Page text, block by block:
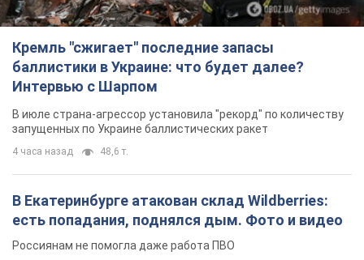
Кремль "сжигает" последние запасы
баллистики в Украине: что будет далее?
Интервью с Шарпом
В июле страна-агрессор установила "рекорд" по количеству
запущенных по Украине баллистических ракет
4 часа назад 48,6 т.
В Екатеринбурге атакован склад Wildberries:
есть попадания, поднялся дым. Фото и видео
Россиянам не помогла даже работа ПВО